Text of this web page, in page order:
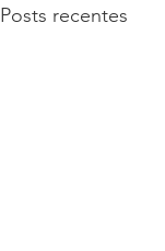
Posts recentes